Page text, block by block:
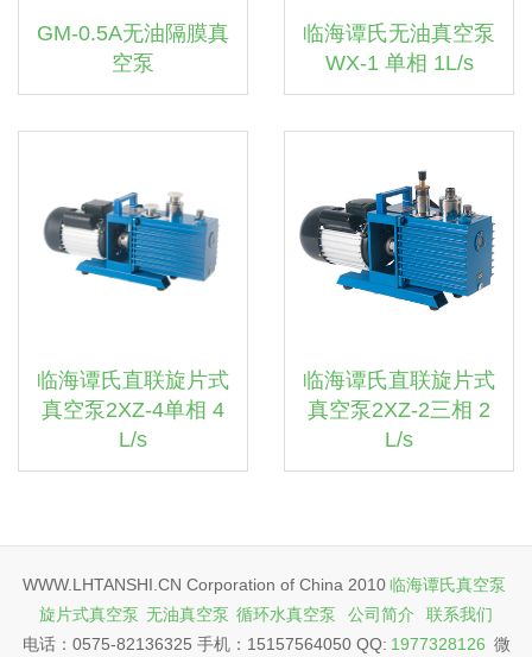
GM-0.5A无油隔膜真
空泵
临海谭氏无油真空泵
WX-1 单相 1L/s
临海谭氏直联旋片式
真空泵2XZ-4单相 4
L/s
临海谭氏直联旋片式
真空泵2XZ-2三相 2
L/s
WWW.LHTANSHI.CN Corporation of China 2010临海谭氏真空泵
旋片式真空泵 无油真空泵 循环水真空泵 公司简介
联系我们
电话：0575-82136325 手机：15157564050 QQ: 1977328126 微